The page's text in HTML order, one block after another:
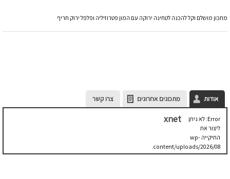
מתכון מושלם וקל להכנה לטחינה ירוקה עם המון פטרוזיליה ופלפל ירוק חריף
אודות מתכונים אחרונים צרו קשר
Error: לא ניתן
ליצור את
התיקייה wp-
content/uploads/2026/08.
יש לבדוק
xnet